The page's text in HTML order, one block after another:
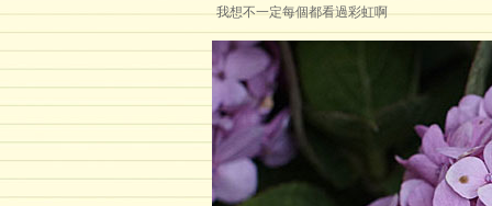
我想不一定每個都看過彩虹啊